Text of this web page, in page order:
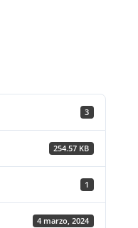
3
254.57 KB
1
4 marzo, 2024